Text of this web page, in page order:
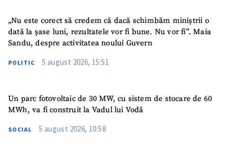
„Nu este corect să credem că dacă schimbăm miniștrii o
dată la șase luni, rezultatele vor fi bune. Nu vor fi”. Maia
Sandu, despre activitatea noului Guvern
POLITIC 5 august 2026, 15:51
Un parc fotovoltaic de 30 MW, cu sistem de stocare de 60
MWh, va fi construit la Vadul lui Vodă
SOCIAL 5 august 2026, 10:58